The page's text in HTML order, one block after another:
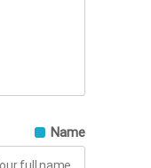
Name